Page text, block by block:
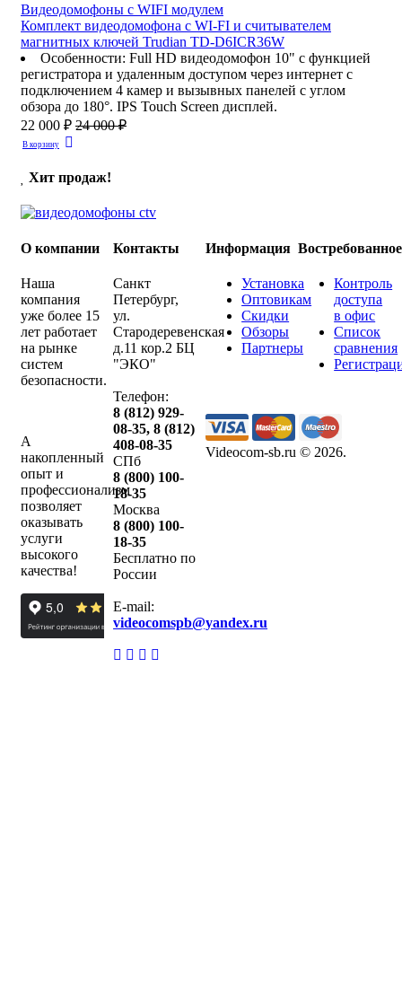
Видеодомофоны c WIFI модулем
Комплект видеодомофона с WI-FI и считывателем
магнитных ключей Trudian TD-D6ICR36W
Особенности: Full HD видеодомофон 10" с функцией
регистратора и удаленным доступом через интернет с
подключением 4 камер и вызывных панелей с углом
обзора до 180°. IPS Touch Screen дисплей.
22 000 ₽ 24 000 ₽
В корзину
Хит продаж!
О компании
Наша
компания
уже более 15
лет работает
на рынке
систем
безопасности.
А
накопленный
опыт и
профессионализм
позволяет
оказывать
услуги
высокого
качества!
Контакты
Санкт
Петербург,
ул.
Стародеревенская
д.11 кор.2 БЦ
"ЭКО"
Телефон:
8 (812) 929-
08-35,8 (812)
408-08-35
СПб
8 (800) 100-
18-35
Москва
8 (800) 100-
18-35
Бесплатно по
России
E-mail:
videocomspb@yandex.ru
Информация
Установка
Оптовикам
Скидки
Обзоры
Партнеры
Востребованное
Контроль
доступа
в офис
Список
сравнения
Videocom-sb.ru © 2026.